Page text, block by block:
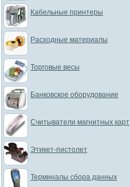
Кабельные принтеры
Расходные материалы
Торговые весы
Банковское оборудование
Считыватели магнитных карт
Этикет-пистолет
Терминалы сбора данных